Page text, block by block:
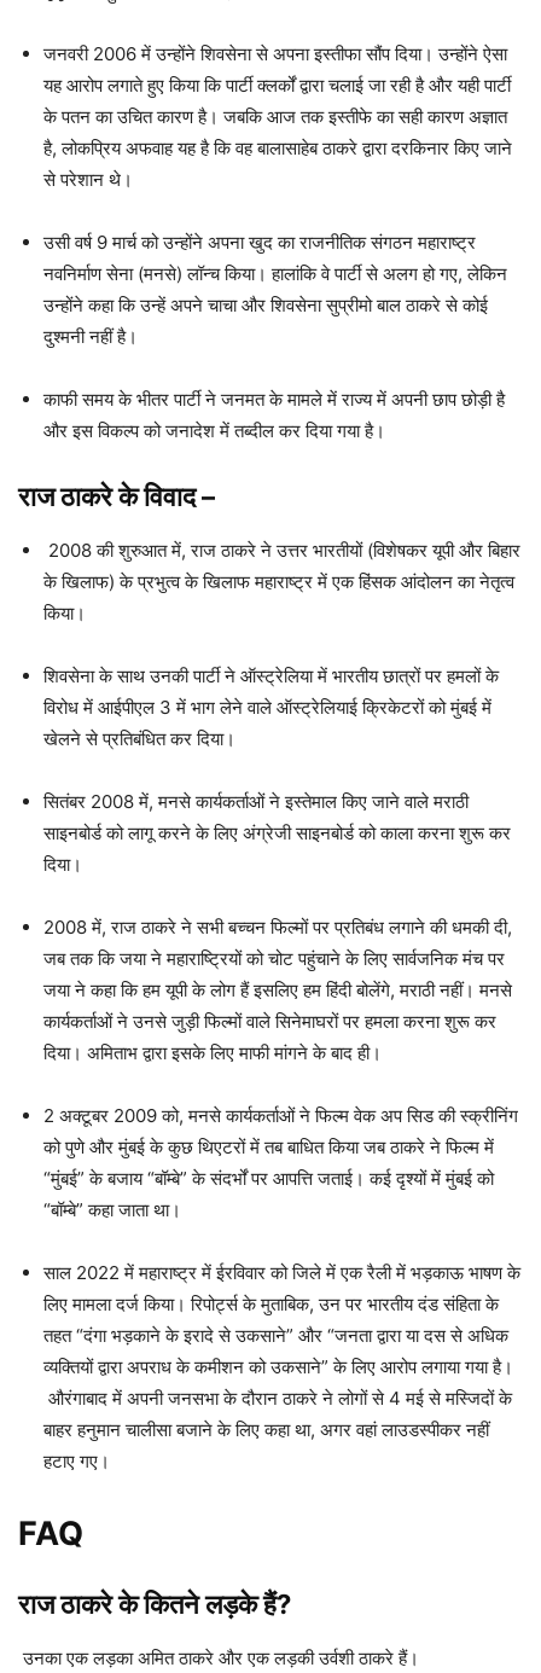
जनवरी 2006 में उन्होंने शिवसेना से अपना इस्तीफा सौंप दिया। उन्होंने ऐसा
यह आरोप लगाते हुए किया कि पार्टी क्लर्कों द्वारा चलाई जा रही है और यही पार्टी
के पतन का उचित कारण है। जबकि आज तक इस्तीफे का सही कारण अज्ञात
है, लोकप्रिय अफवाह यह है कि वह बालासाहेब ठाकरे द्वारा दरकिनार किए जाने
से परेशान थे।
उसी वर्ष 9 मार्च को उन्होंने अपना खुद का राजनीतिक संगठन महाराष्ट्र
नवनिर्माण सेना (मनसे) लॉन्च किया। हालांकि वे पार्टी से अलग हो गए, लेकिन
उन्होंने कहा कि उन्हें अपने चाचा और शिवसेना सुप्रीमो बाल ठाकरे से कोई
दुश्मनी नहीं है।
काफी समय के भीतर पार्टी ने जनमत के मामले में राज्य में अपनी छाप छोड़ी है
और इस विकल्प को जनादेश में तब्दील कर दिया गया है।
राज ठाकरे के विवाद–
2008 की शुरुआत में, राज ठाकरे ने उत्तर भारतीयों (विशेषकर यूपी और बिहार
के खिलाफ) के प्रभुत्व के खिलाफ महाराष्ट्र में एक हिंसक आंदोलन का नेतृत्व
किया।
शिवसेना के साथ उनकी पार्टी ने ऑस्ट्रेलिया में भारतीय छात्रों पर हमलों के
विरोध में आईपीएल 3 में भाग लेने वाले ऑस्ट्रेलियाई क्रिकेटरों को मुंबई में
खेलने से प्रतिबंधित कर दिया।
सितंबर 2008 में, मनसे कार्यकर्ताओं ने इस्तेमाल किए जाने वाले मराठी
साइनबोर्ड को लागू करने के लिए अंग्रेजी साइनबोर्ड को काला करना शुरू कर
दिया।
2008 में, राज ठाकरे ने सभी बच्चन फिल्मों पर प्रतिबंध लगाने की धमकी दी,
जब तक कि जया ने महाराष्ट्रियों को चोट पहुंचाने के लिए सार्वजनिक मंच पर
जया ने कहा कि हम यूपी के लोग हैं इसलिए हम हिंदी बोलेंगे, मराठी नहीं। मनसे
कार्यकर्ताओं ने उनसे जुड़ी फिल्मों वाले सिनेमाघरों पर हमला करना शुरू कर
दिया। अमिताभ द्वारा इसके लिए माफी मांगने के बाद ही।
2 अक्टूबर 2009 को, मनसे कार्यकर्ताओं ने फिल्म वेक अप सिड की स्क्रीनिंग
को पुणे और मुंबई के कुछ थिएटरों में तब बाधित किया जब ठाकरे ने फिल्म में
“मुंबई” के बजाय “बॉम्बे” के संदर्भों पर आपत्ति जताई। कई दृश्यों में मुंबई को
“बॉम्बे” कहा जाता था।
साल 2022 में महाराष्ट्र में ईरविवार को जिले में एक रैली में भड़काऊ भाषण के
लिए मामला दर्ज किया। रिपोर्ट्स के मुताबिक, उन पर भारतीय दंड संहिता के
तहत “दंगा भड़काने के इरादे से उकसाने” और “जनता द्वारा या दस से अधिक
व्यक्तियों द्वारा अपराध के कमीशन को उकसाने” के लिए आरोप लगाया गया है।
औरंगाबाद में अपनी जनसभा के दौरान ठाकरे ने लोगों से 4 मई से मस्जिदों के
बाहर हनुमान चालीसा बजाने के लिए कहा था, अगर वहां लाउडस्पीकर नहीं
हटाए गए।
FAQ
राज ठाकरे के कितने लड़के हैं?
उनका एक लड़का अमित ठाकरे और एक लड़की उर्वशी ठाकरे हैं।